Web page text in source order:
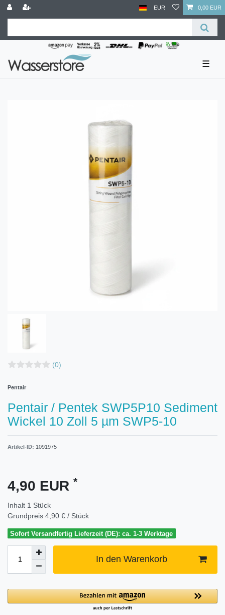
EUR 0,00 EUR
☰
(0)
Pentair
Pentair / Pentek SWP5P10 Sediment
Wickel 10 Zoll 5 µm SWP5-10
Artikel-ID: 1091975
4,90 EUR *
Inhalt 1 Stück
Grundpreis 4,90 € / Stück
Sofort Versandfertig Lieferzeit (DE): ca. 1-3 Werktage
In den Warenkorb